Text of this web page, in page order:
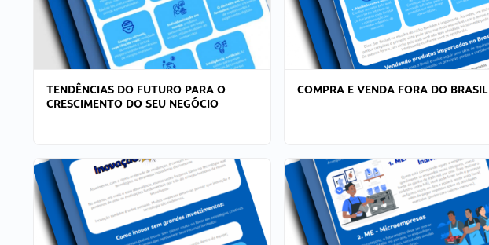
TENDÊNCIAS DO FUTURO PARA O
CRESCIMENTO DO SEU NEGÓCIO
COMPRA E VENDA FORA DO BRASIL